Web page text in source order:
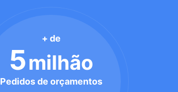
+ de
5milhão
Pedidos de orçamentos